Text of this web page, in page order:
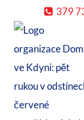
obsah
379